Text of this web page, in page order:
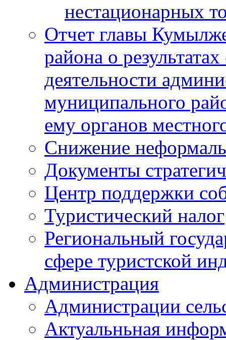
нестационарных
Отчет главы
района о
деятельности
муниципального
ему органов
Снижение
Документы
Центр поддержки
Туристический налог
Региональный
сфере туристской
Администрация
Администрации
Актуальньная